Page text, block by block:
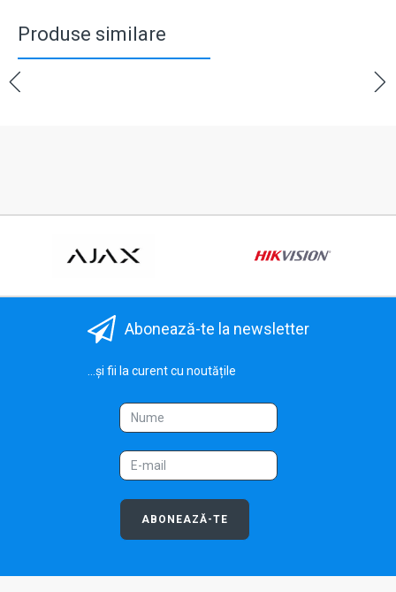
Produse similare
Abonează-te la newsletter
...și fii la curent cu noutățile
ABONEAZĂ-TE